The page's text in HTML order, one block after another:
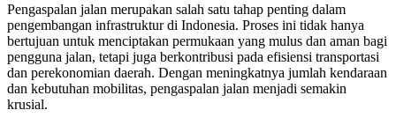
Pengaspalan jalan merupakan salah satu tahap penting dalam
pengembangan infrastruktur di Indonesia. Proses ini tidak hanya
bertujuan untuk menciptakan permukaan yang mulus dan aman bagi
pengguna jalan, tetapi juga berkontribusi pada efisiensi transportasi
dan perekonomian daerah. Dengan meningkatnya jumlah kendaraan
dan kebutuhan mobilitas, pengaspalan jalan menjadi semakin
krusial.